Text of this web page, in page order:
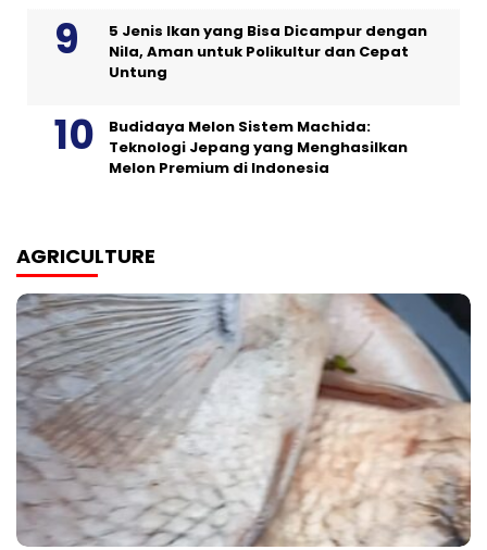
5 Jenis Ikan yang Bisa Dicampur dengan
Nila, Aman untuk Polikultur dan Cepat
Untung
Budidaya Melon Sistem Machida:
Teknologi Jepang yang Menghasilkan
Melon Premium di Indonesia
AGRICULTURE